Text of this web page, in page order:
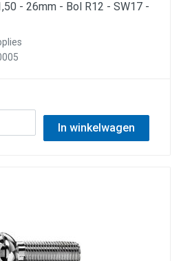
- 26mm - Bol R12 - SW17 -
In winkelwagen